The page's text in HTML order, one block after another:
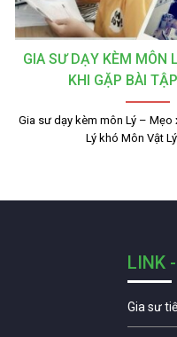
GIA SƯ DẠY KÈM MÔN
KHI GẶP BÀI
Gia sư dạy kèm môn Lý –
Lý khó Môn Vật
LINK
Gia sư